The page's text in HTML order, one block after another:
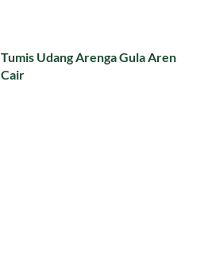
Tumis Udang Arenga Gula Aren
Cair